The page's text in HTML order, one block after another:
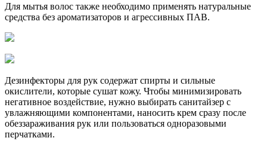
Для мытья волос также необходимо применять натуральные
средства без ароматизаторов и агрессивных ПАВ.
Дезинфекторы для рук содержат спирты и сильные
окислители, которые сушат кожу. Чтобы минимизировать
негативное воздействие, нужно выбирать санитайзер с
увлажняющими компонентами, наносить крем сразу после
обеззараживания рук или пользоваться одноразовыми
перчатками.